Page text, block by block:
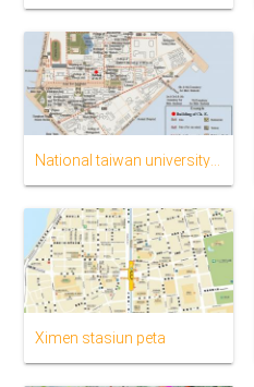
Ximen stasiun peta